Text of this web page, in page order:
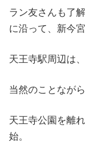
ラン友さんも了
に沿って、新今
天王寺駅周辺は
当然のことなが
天王寺公園を離
始。